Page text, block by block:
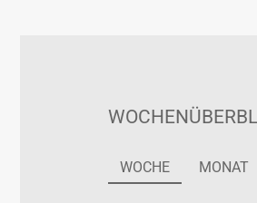
WOCHE MONAT